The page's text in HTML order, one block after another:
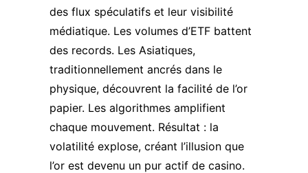
des flux spéculatifs et leur visibilité
médiatique. Les volumes d’ETF battent
des records. Les Asiatiques,
traditionnellement ancrés dans le
physique, découvrent la facilité de l’or
papier. Les algorithmes amplifient
chaque mouvement. Résultat : la
volatilité explose, créant l’illusion que
l’or est devenu un pur actif de casino.